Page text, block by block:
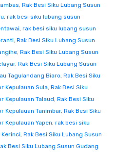
, Rak Besi Siku Lubang Susun
, rak besi siku lubang susun
, rak besi siku lubang susun
, Rak Besi Siku Lubang Susun
, Rak Besi Siku Lubang Susun
, Rak Besi Siku Lubang Susun
Tagulandang Biaro, Rak Besi Siku
Kepulauan Sula, Rak Besi Siku
Kepulauan Talaud, Rak Besi Siku
Kepulauan Tanimbar, Rak Besi Siku
Kepulauan Yapen, rak besi siku
, Rak Besi Siku Lubang Susun
Besi Siku Lubang Susun Gudang